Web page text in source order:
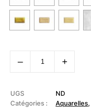
‒
quantité
de
Gansai
Tambi
+
UGS
ND
Catégories :
Aquarelles,